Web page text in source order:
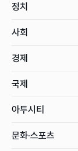
정치
사회
경제
국제
아투시티
문화·스포츠